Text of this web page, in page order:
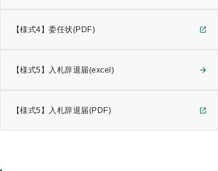
【様式4】委任状(PDF)
【様式5】入札辞退届(excel)
【様式5】入札辞退届(PDF)